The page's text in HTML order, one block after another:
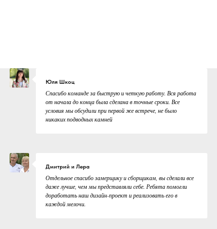
Юля Шкоц
Спасибо команде за быструю и четкую работу. Вся работа
от начала до конца была сделана в точные сроки. Все
условия мы обсудили при первой же встрече, не было
никаких подводных камней
Дмитрий и Лера
Отдельное спасибо замерщику и сборщикам, вы сделали все
даже лучше, чем мы представляли себе. Ребята помогли
доработать наш дизайн-проект и реализовать его в
каждой мелочи.